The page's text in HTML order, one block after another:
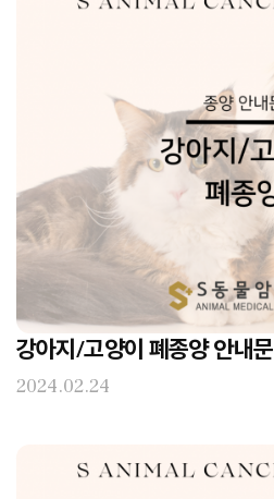
강아지/고양이 폐종양 안내문
2024.02.24